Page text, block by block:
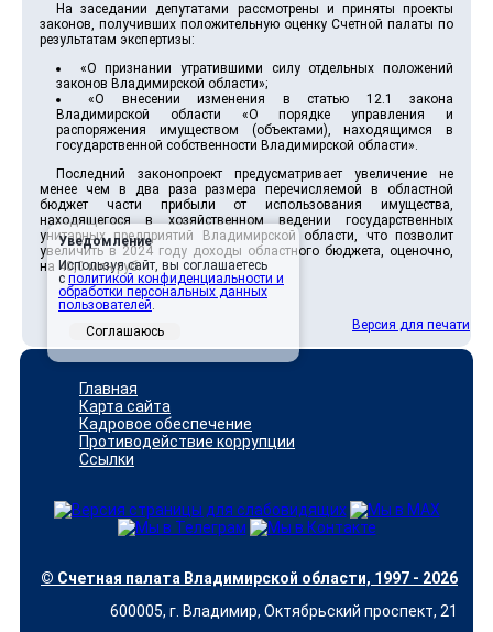
На заседании депутатами рассмотрены и приняты проекты
законов, получивших положительную оценку Счетной палаты по
результатам экспертизы:
«О признании утратившими силу отдельных положений
законов Владимирской области»;
«О внесении изменения в статью 12.1 закона
Владимирской области «О порядке управления и
распоряжения имуществом (объектами), находящимся в
государственной собственности Владимирской области».
Последний законопроект предусматривает увеличение не
менее чем в два раза размера перечисляемой в областной
бюджет части прибыли от использования имущества,
находящегося в хозяйственном ведении государственных
унитарных предприятий Владимирской области, что позволит
увеличить в 2024 году доходы областного бюджета, оценочно,
на 40,0 млн руб.
Версия для печати
Главная
Карта сайта
Кадровое обеспечение
Противодействие коррупции
Ссылки
© Счетная палата Владимирской области, 1997 - 2026
600005, г. Владимир, Октябрьский проспект, 21
Уведомление
Используя сайт, вы соглашаетесь
с политикой конфиденциальности и
обработки персональных данных
пользователей.
Соглашаюсь